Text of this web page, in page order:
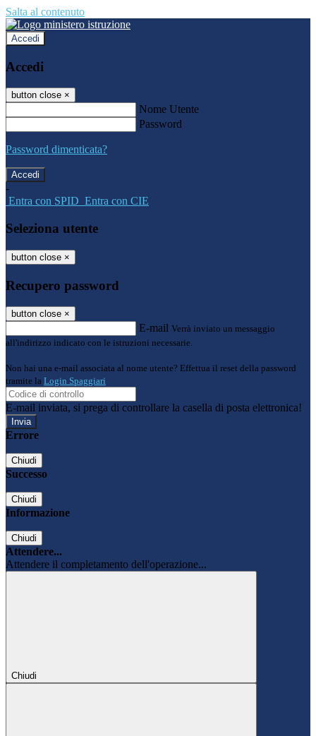
Salta al contenuto
Accedi
Accedi
button close ×
Nome Utente
Password
Password dimenticata?
-
Entra con SPID Entra con CIE
Seleziona utente
button close ×
Recupero password
button close ×
E-mail Verrà inviato un messaggio
all'indirizzo indicato con le istruzioni necessarie.
Non hai una e-mail associata al nome utente? Effettua il reset della password
tramite la Login Spaggiari
E-mail inviata, si prega di controllare la casella di posta elettronica!
Errore
Chiudi
Successo
Chiudi
Informazione
Chiudi
Attendere...
Attendere il completamento dell'operazione...
Chiudi